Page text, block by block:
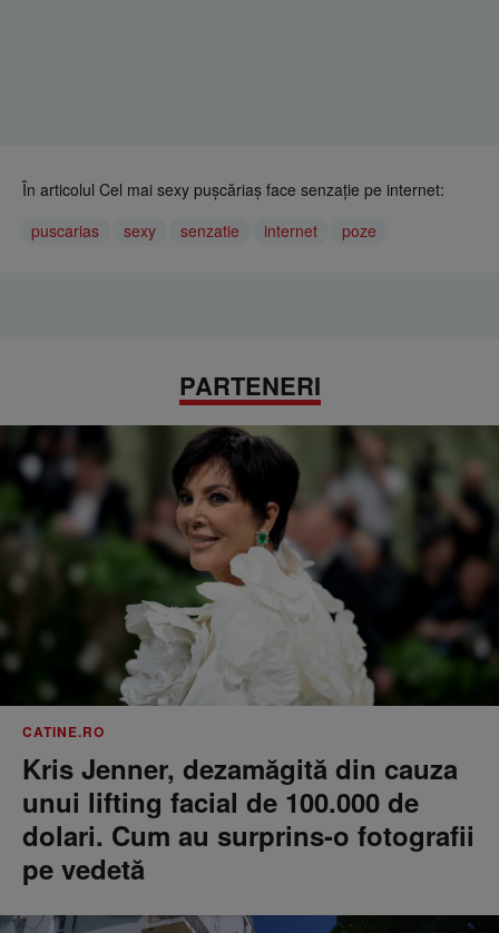
În articolul Cel mai sexy pușcăriaș face senzație pe internet:
puscarias
sexy senzatie internet poze
PARTENERI
CATINE.RO
Kris Jenner, dezamăgită din cauza
unui lifting facial de 100.000 de
dolari. Cum au surprins-o fotografii
pe vedetă